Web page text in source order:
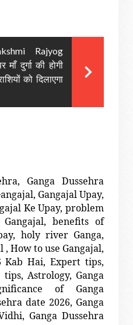
Rajyog
माँ दुर्गा की होगी
को दिलाएगा
Ganga Dussehra
Gangajal Upay,
Ke Upay, problem
benefits of
holy river Ganga,
, How to use Gangajal,
Kab Hai, Expert tips,
Astrology, Ganga
of Ganga
date 2026, Ganga
Ganga Dussehra